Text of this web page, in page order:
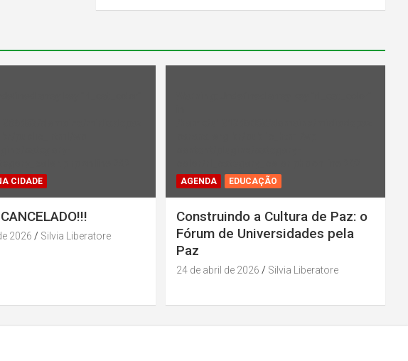
CIDADE
2026 Silvia Liberatore
AGENDA EDUCAÇÃO
Construindo a Cultura de Paz: o
Fórum de Universidades pela
Paz
24 de abril de 2026 Silvia Liberatore